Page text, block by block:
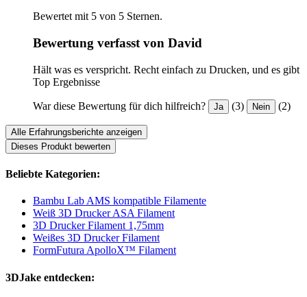
Bewertet mit 5 von 5 Sternen.
Bewertung verfasst von David
Hält was es verspricht. Recht einfach zu Drucken, und es gibt
Top Ergebnisse
War diese Bewertung für dich hilfreich? Ja (3) Nein (2)
Alle Erfahrungsberichte anzeigen
Dieses Produkt bewerten
Beliebte Kategorien:
Bambu Lab AMS kompatible Filamente
Weiß 3D Drucker ASA Filament
3D Drucker Filament 1,75mm
Weißes 3D Drucker Filament
FormFutura ApolloX™ Filament
3DJake entdecken: